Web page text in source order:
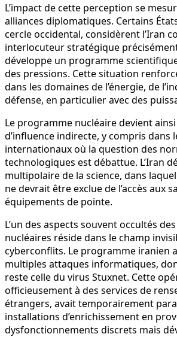
L’impact de cette perception se
alliances diplomatiques. Certains
cercle occidental, considèrent l’Iran
interlocuteur stratégique
développe un programme
des pressions. Cette situation
dans les domaines de l’énergie, de
défense, en particulier avec des
Le programme nucléaire devient
d’influence indirecte, y compris dans
internationaux où la question des
technologiques est débattue. L’Iran
multipolaire de la science, dans
ne devrait être exclue de l’accès aux
équipements de pointe.
L’un des aspects souvent occultés
nucléaires réside dans le champ
cyberconflits. Le programme iranien
multiples attaques informatiques,
reste celle du virus Stuxnet. Cette
officieusement à des services de
étrangers, avait temporairement
installations d’enrichissement en
dysfonctionnements discrets mais